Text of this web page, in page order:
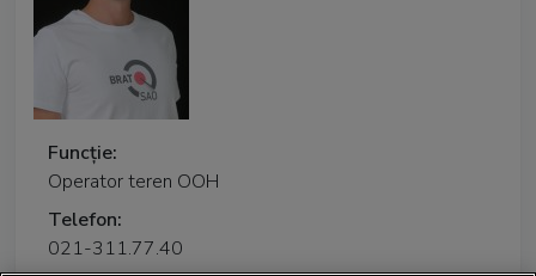
Funcție:
Operator teren OOH
Telefon:
021-311.77.40